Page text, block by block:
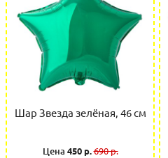
Шар Звезда зелёная, 46 см
Цена 450 р.690 р.